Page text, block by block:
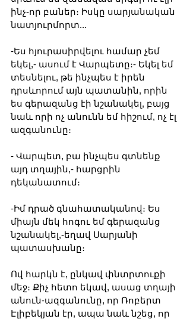
ինչ-որ բաներ։ Իսկը սարյանական
նատյուրմորտ...
-Ես հյուրասիրվելու համար չեմ
եկել,- ասում է Վարպետը։- Եկել եմ
տեսնելու, թե ինչպես է իրեն
դրսևորում այն պատանին, որին
ես գերազանց էի նշանակել, բայց
նաև որի ոչ անունն եմ հիշում, ոչ էլ
ազգանունը։
- Վարպետ, բա ինչպես գտնենք
այդ տղային,- հարցրին
դեկանատում։
-Իմ դրած գնահատականով։ Ես
միայն մեկ հոգու եմ գերազանց
նշանակել,-եղավ Սարյանի
պատասխանը։
Ով հարկն է, ընկավ փնտրտուքի
մեջ։ Քիչ հետո եկավ, ասաց տղայի
անուն-ազգանունը, որ Ռոբերտ
Էլիբեկյան էր, ապա նաև նշեց, որ